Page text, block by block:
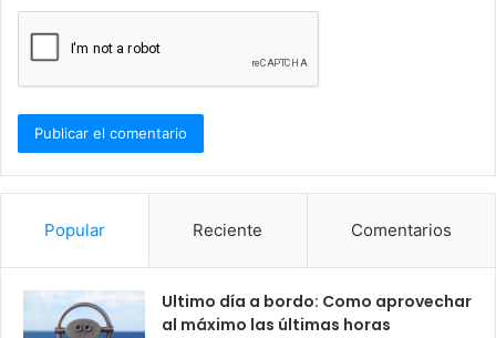
Popular Reciente Comentarios
Ultimo día a bordo: Como aprovechar
al máximo las últimas horas